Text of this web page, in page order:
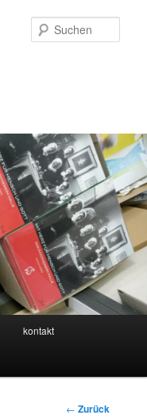
kontakt
Beitrags-
← Zurück